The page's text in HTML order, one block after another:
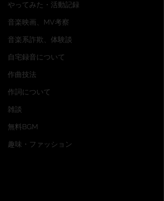
やってみた・活動記録
音楽映画、MV考察
音楽系詐欺、体験談
自宅録音について
作曲技法
作詞について
雑談
無料BGM
趣味・ファッション